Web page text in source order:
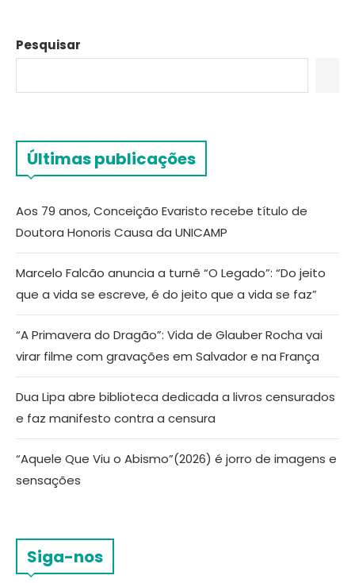
Pesquisar
Últimas publicações
Aos 79 anos, Conceição Evaristo recebe título de
Doutora Honoris Causa da UNICAMP
Marcelo Falcão anuncia a turnê “O Legado”: “Do jeito
que a vida se escreve, é do jeito que a vida se faz”
“A Primavera do Dragão”: Vida de Glauber Rocha vai
virar filme com gravações em Salvador e na França
Dua Lipa abre biblioteca dedicada a livros censurados
e faz manifesto contra a censura
“Aquele Que Viu o Abismo”(2026) é jorro de imagens e
sensações
Siga-nos